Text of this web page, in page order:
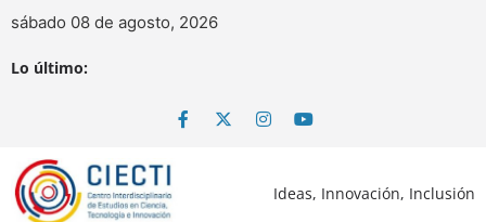
sábado 08 de agosto, 2026
Lo último:
Ideas, Innovación, Inclusión